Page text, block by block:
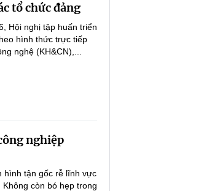
tổ chức đảng
Hội nghị tập huấn triển
hình thức trực tiếp
nghệ (KH&CN),...
nghiệp
hình tận gốc rễ lĩnh vực
còn bó hẹp trong